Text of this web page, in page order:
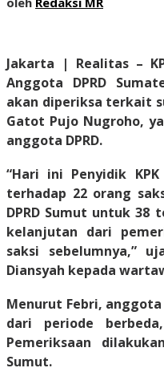
Jakarta | Realitas –
Anggota DPRD
akan diperiksa terkait
Gatot Pujo Nugroho,
anggota DPRD.
“Hari ini Penyidik
terhadap 22 orang
DPRD Sumut untuk 38
kelanjutan dari
saksi sebelumnya,”
Diansyah kepada
Menurut Febri, anggota
dari periode berbeda,
Pemeriksaan
Sumut.